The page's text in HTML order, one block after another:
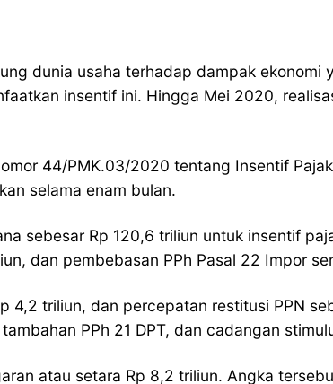
dunia usaha terhadap dampak ekonomi
insentif ini. Hingga Mei 2020,
44/PMK.03/2020 tentang Insentif
selama enam bulan.
sebesar Rp 120,6 triliun untuk insentif
dan pembebasan PPh Pasal 22 Impor
triliun, dan percepatan restitusi PPN
PPh 21 DPT, dan cadangan
atau setara Rp 8,2 triliun. Angka